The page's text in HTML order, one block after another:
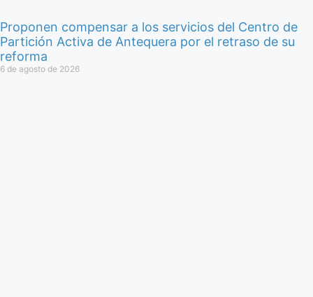
Proponen compensar a los servicios del Centro de
Partición Activa de Antequera por el retraso de su
reforma
6 de agosto de 2026